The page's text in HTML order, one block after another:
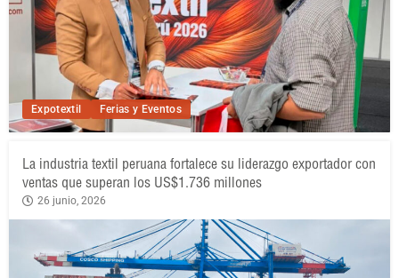
Expotextil Ferias y Eventos
La industria textil peruana fortalece su liderazgo exportador con
ventas que superan los US$1.736 millones
26 junio, 2026